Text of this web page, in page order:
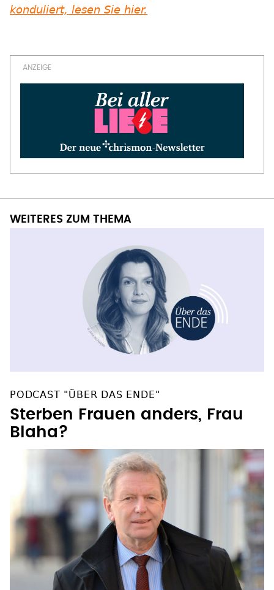
konduliert, lesen Sie hier.
WEITERES ZUM THEMA
PODCAST "ÜBER DAS ENDE"
Sterben Frauen anders, Frau
Blaha?